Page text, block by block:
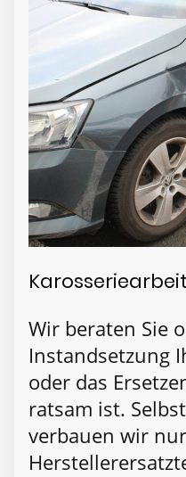
Wir beraten Sie
Instandsetzung
oder das
ratsam ist.
verbauen wir